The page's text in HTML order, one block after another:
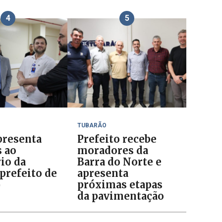
4
ao
da
prefeito de
5
TUBARÃO
Prefeito recebe
moradores da
Barra do Norte e
apresenta
próximas etapas
da pavimentação